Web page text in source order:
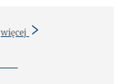
więcej